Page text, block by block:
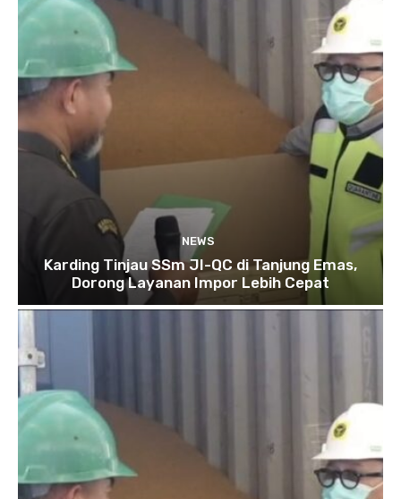
NEWS
Karding Tinjau SSm JI-QC di Tanjung Emas,
Dorong Layanan Impor Lebih Cepat